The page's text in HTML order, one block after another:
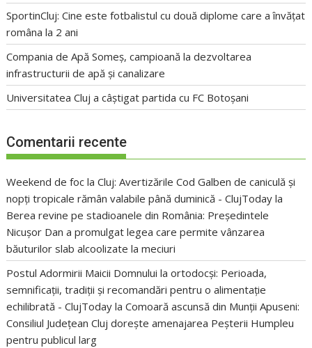
SportinCluj: Cine este fotbalistul cu două diplome care a învățat
româna la 2 ani
Compania de Apă Someș, campioană la dezvoltarea
infrastructurii de apă și canalizare
Universitatea Cluj a câștigat partida cu FC Botoșani
Comentarii recente
Weekend de foc la Cluj: Avertizările Cod Galben de caniculă și
nopți tropicale rămân valabile până duminică - ClujToday la
Berea revine pe stadioanele din România: Președintele
Nicușor Dan a promulgat legea care permite vânzarea
băuturilor slab alcoolizate la meciuri
Postul Adormirii Maicii Domnului la ortodocși: Perioada,
semnificații, tradiții și recomandări pentru o alimentație
echilibrată - ClujToday laComoară ascunsă din Munții Apuseni:
Consiliul Județean Cluj dorește amenajarea Peșterii Humpleu
pentru publicul larg